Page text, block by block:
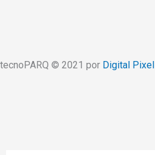
tecnoPARQ © 2021 por Digital Pixel